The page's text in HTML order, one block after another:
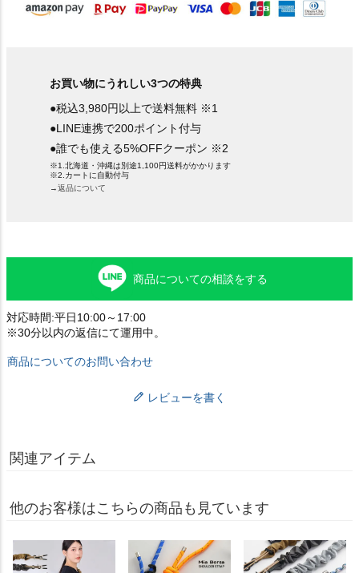
お買い物にうれしい3つの特典
●税込3,980円以上で送料無料 ※1
●LINE連携で200ポイント付与
●誰でも使える5%OFFクーポン ※2
※1.北海道・沖縄は別途1,100円送料がかかります
※2.カートに自動付与
→返品について
商品についての相談をする
対応時間:平日10:00～17:00
※30分以内の返信にて運用中。
商品についてのお問い合わせ
レビューを書く
関連アイテム
他のお客様はこちらの商品も見ています